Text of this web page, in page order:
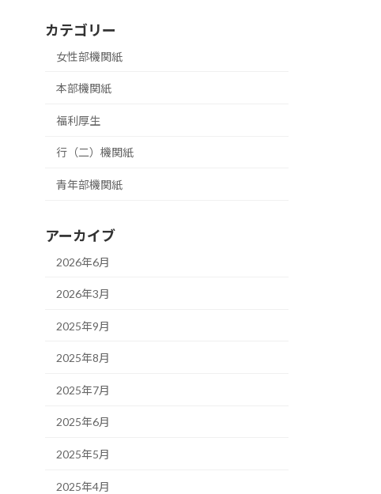
カテゴリー
女性部機関紙
本部機関紙
福利厚生
行（二）機関紙
青年部機関紙
アーカイブ
2026年6月
2026年3月
2025年9月
2025年8月
2025年7月
2025年6月
2025年5月
2025年4月